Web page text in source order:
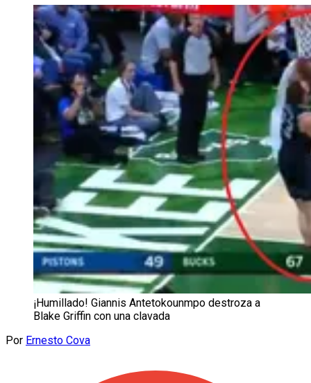
¡Humillado! Giannis Antetokounmpo destroza a
Blake Griffin con una clavada
Por Ernesto Cova